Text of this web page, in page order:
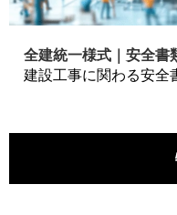
全建統一様式｜安全書